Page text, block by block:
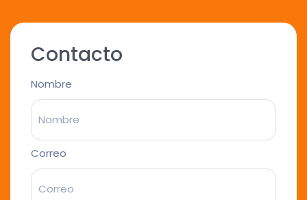
Contacto
Nombre
Correo